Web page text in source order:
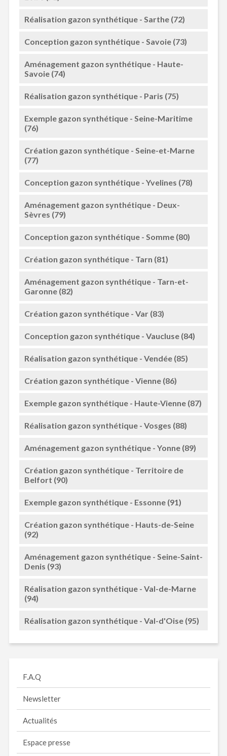
Réalisation gazon synthétique - Sarthe (72)
Conception gazon synthétique - Savoie (73)
Aménagement gazon synthétique - Haute-
Savoie (74)
Réalisation gazon synthétique - Paris (75)
Exemple gazon synthétique - Seine-Maritime
(76)
Création gazon synthétique - Seine-et-Marne
(77)
Conception gazon synthétique - Yvelines (78)
Aménagement gazon synthétique - Deux-
Sèvres (79)
Conception gazon synthétique - Somme (80)
Création gazon synthétique - Tarn (81)
Aménagement gazon synthétique - Tarn-et-
Garonne (82)
Création gazon synthétique - Var (83)
Conception gazon synthétique - Vaucluse (84)
Réalisation gazon synthétique - Vendée (85)
Création gazon synthétique - Vienne (86)
Exemple gazon synthétique - Haute-Vienne (87)
Réalisation gazon synthétique - Vosges (88)
Aménagement gazon synthétique - Yonne (89)
Création gazon synthétique - Territoire de
Belfort (90)
Exemple gazon synthétique - Essonne (91)
Création gazon synthétique - Hauts-de-Seine
(92)
Aménagement gazon synthétique - Seine-Saint-
Denis (93)
Réalisation gazon synthétique - Val-de-Marne
(94)
Réalisation gazon synthétique - Val-d'Oise (95)
F.A.Q
Newsletter
Actualités
Espace presse